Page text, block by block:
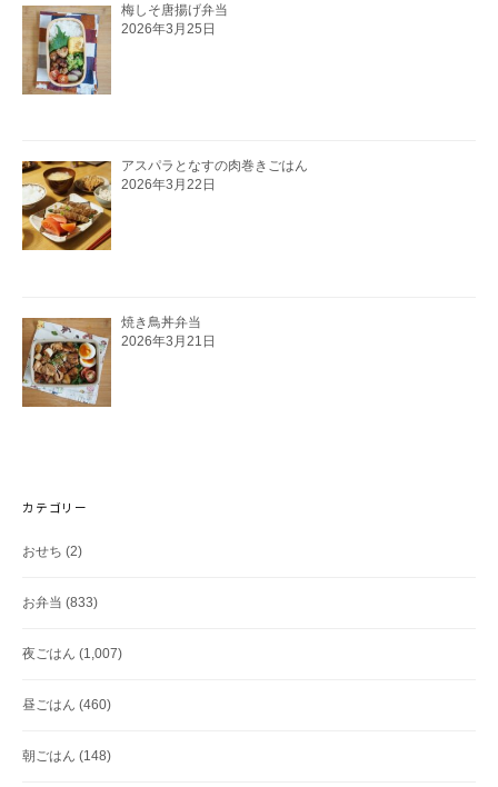
梅しそ唐揚げ弁当
2026年3月25日
アスパラとなすの肉巻きごはん
2026年3月22日
焼き鳥丼弁当
2026年3月21日
カテゴリー
おせち (2)
お弁当 (833)
夜ごはん (1,007)
昼ごはん (460)
朝ごはん (148)